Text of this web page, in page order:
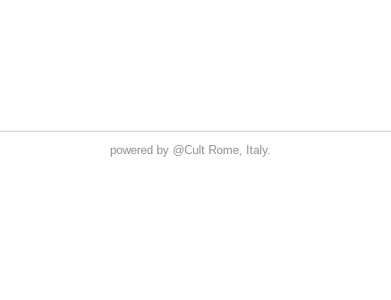
powered by @Cult Rome, Italy.